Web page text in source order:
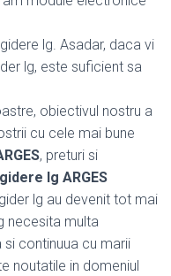
lg. Asadar, daca vi
lg, este suficient sa
obiectivul nostru a
cu cele mai bune
, preturi si
lg ARGES
lg au devenit tot mai
necesita multa
continuua cu marii
noutatile in domeniul